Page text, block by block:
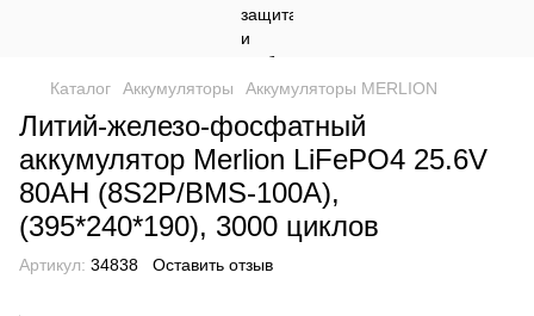
Каталог Аккумуляторы Аккумуляторы MERLION
Литий-железо-фосфатный
аккумулятор Merlion LiFePO4 25.6V
80AH (8S2P/BMS-100A),
(395*240*190), 3000 циклов
Артикул: 34838 Оставить отзыв